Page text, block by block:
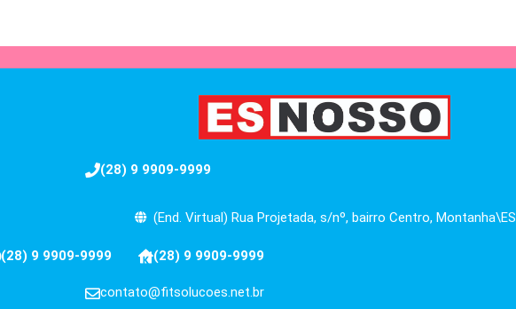
(28) 9 9909-9999
(End. Virtual) Rua Projetada, s/nº, bairro Centro, Montanha\ES
(28) 9 9909-9999 (28) 9 9909-9999
contato@fitsolucoes.net.br